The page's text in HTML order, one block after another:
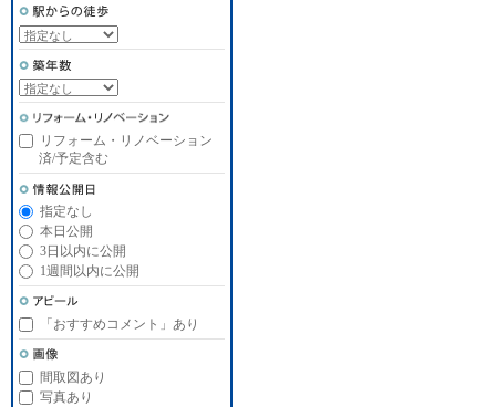
リフォーム・リノベーション
済/予定含む
指定なし
本日公開
3日以内に公開
1週間以内に公開
「おすすめコメント」あり
間取図あり
写真あり